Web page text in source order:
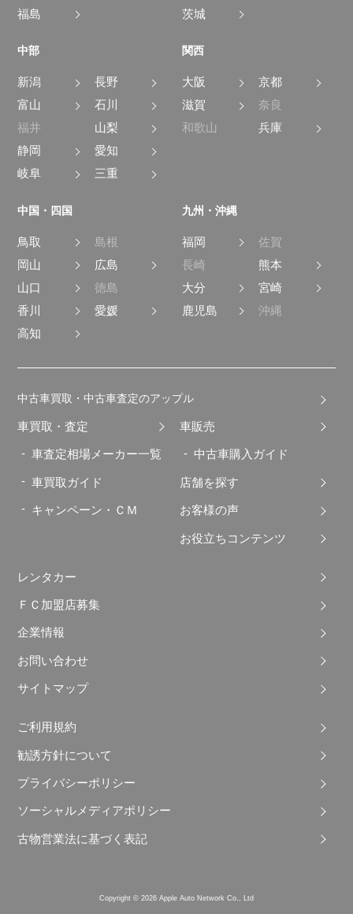
福島
茨城
中部
新潟
長野
富山
石川
福井
山梨
静岡
愛知
岐阜
三重
関西
大阪
京都
滋賀
奈良
和歌山
兵庫
中国・四国
鳥取
島根
岡山
広島
山口
徳島
香川
愛媛
高知
九州・沖縄
福岡
佐賀
長崎
熊本
大分
宮崎
鹿児島
沖縄
中古車買取・中古車査定のアップル
車買取・査定
車査定相場メーカー一覧
車買取ガイド
キャンペーン・ＣＭ
車販売
中古車購入ガイド
店舗を探す
お客様の声
お役立ちコンテンツ
レンタカー
ＦＣ加盟店募集
企業情報
お問い合わせ
サイトマップ
ご利用規約
勧誘方針について
プライバシーポリシー
ソーシャルメディアポリシー
古物営業法に基づく表記
Copyright © 2026 Apple Auto Network Co., Ltd